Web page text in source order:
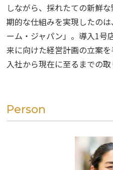
しながら、採れたての新鮮
期的な仕組みを実現したの
ーム・ジャパン」。導入1号
来に向けた経営計画の立案を
入社から現在に至るまでの
Person